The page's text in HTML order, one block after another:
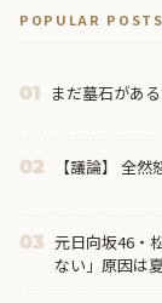
POPULAR
01 まだ墓石があ
02 【議論】 全
03 元日向坂46・
ない」原因は